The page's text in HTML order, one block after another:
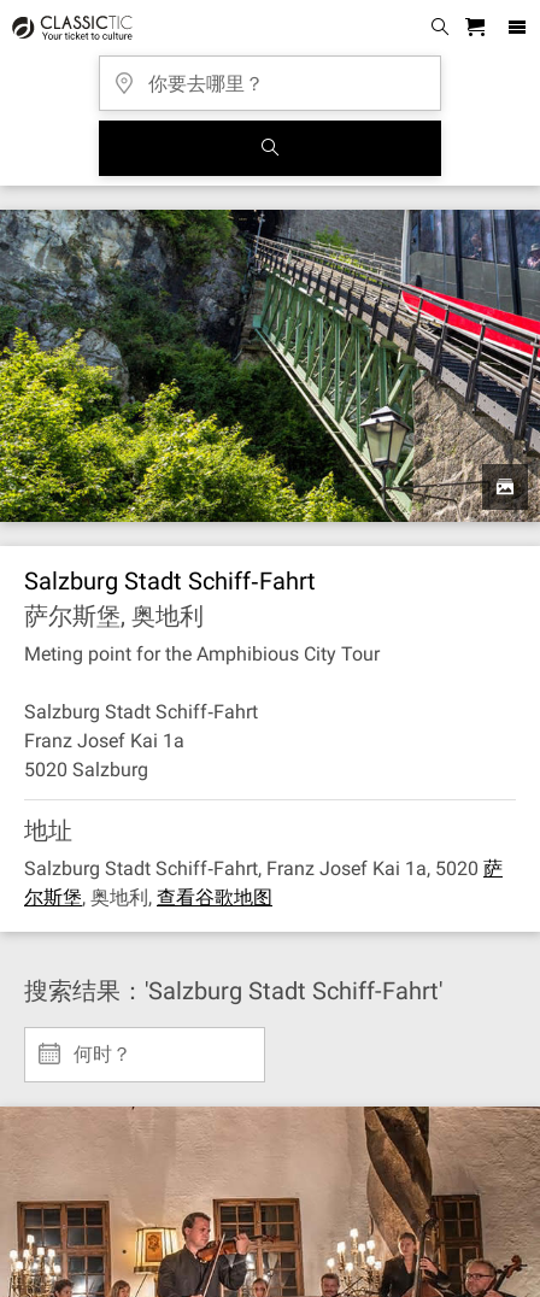
Salzburg Stadt Schiff‐Fahrt
萨尔斯堡, 奥地利
Meting point for the Amphibious City Tour
Salzburg Stadt Schiff‐Fahrt
Franz Josef Kai 1a
5020 Salzburg
地址
Salzburg Stadt Schiff‐Fahrt, Franz Josef Kai 1a, 5020 萨
尔斯堡, 奥地利, 查看谷歌地图
搜索结果：'Salzburg Stadt Schiff-Fahrt'
何时？